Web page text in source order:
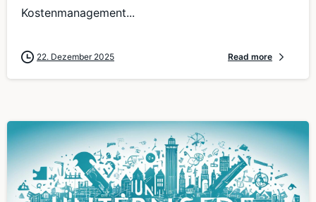
Kostenmanagement...
22. Dezember 2025 Read more